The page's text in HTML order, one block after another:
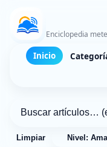
Enciclopedia
Inicio
Limpiar Nivel: